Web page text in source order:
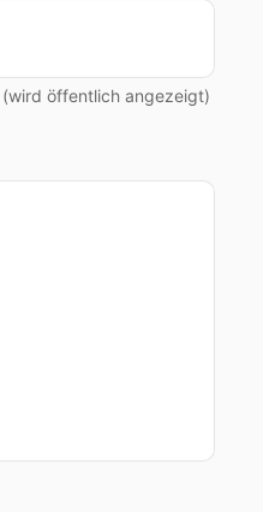
öffentlich angezeigt)